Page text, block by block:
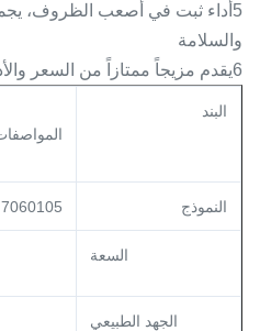
5أداء ثبت في أصعب الظروف، يجمع
والسلامة
6يقدم مزيجاً ممتازاً من السعر والأداء
البند
النموذج 7060105
السعة
الجهد الطبيعي